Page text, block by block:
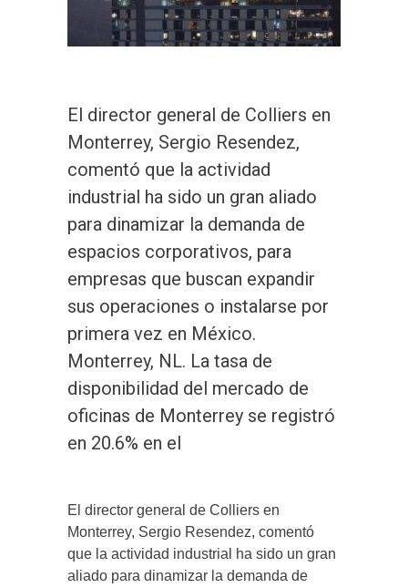
El director general de Colliers en
Monterrey, Sergio Resendez,
comentó que la actividad
industrial ha sido un gran aliado
para dinamizar la demanda de
espacios corporativos, para
empresas que buscan expandir
sus operaciones o instalarse por
primera vez en México.
Monterrey, NL. La tasa de
disponibilidad del mercado de
oficinas de Monterrey se registró
en 20.6% en el
El director general de Colliers en
Monterrey, Sergio Resendez, comentó
que la actividad industrial ha sido un gran
aliado para dinamizar la demanda de